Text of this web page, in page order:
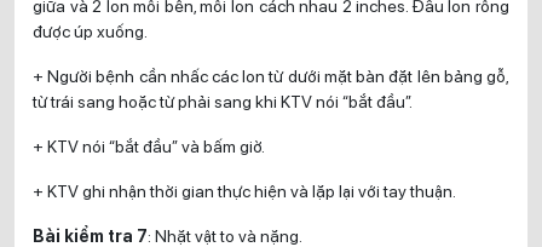
giữa và 2 lon mỗi bên, mỗi lon cách nhau 2 inches. Đầu lon rỗng
được úp xuống.
+ Người bệnh cần nhấc các lon từ dưới mặt bàn đặt lên bảng gỗ,
từ trái sang hoặc từ phải sang khi KTV nói “bắt đầu”.
+ KTV nói “bắt đầu” và bấm giờ.
+ KTV ghi nhận thời gian thực hiện và lặp lại với tay thuận.
Bài kiểm tra 7: Nhặt vật to và nặng.